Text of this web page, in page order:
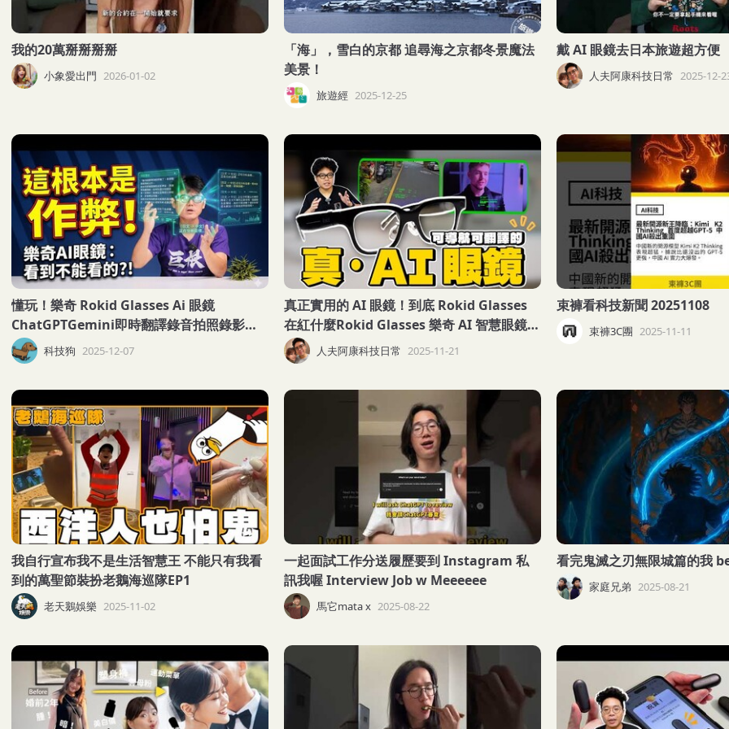
我的20萬掰掰掰掰
小象愛出門 2026-01-02
「海」，雪白的京都 追尋海之京都冬景魔法
美景！
旅遊經 2025-12-25
戴 AI 眼鏡去日本旅遊超方便
人夫阿康科技日常 2025-12-
懂玩！樂奇 Rokid Glasses Ai 眼鏡
ChatGPTGemini即時翻譯錄音拍照錄影
BOLONMeta Ray-Ban DisplayhTC Eagle
科技狗
科技狗 2025-12-07
真正實用的 AI 眼鏡！到底 Rokid Glasses
在紅什麼Rokid Glasses 樂奇 AI 智慧眼鏡開
箱全實測！人夫阿康科技日常 2025-11-21
束褲看科技新聞 20251108
束褲3C團 2025-11-11
我自行宣布我不是生活智慧王 不能只有我看
到的萬聖節裝扮老鵝海巡隊EP1
老天鵝娛樂 2025-11-02
一起面試工作分送履歷要到 Instagram 私
訊我喔 Interview Job w Meeeeee
馬它mata x 2025-08-22
看完鬼滅之刃無限城篇的我
家庭兄弟 2025-08-21